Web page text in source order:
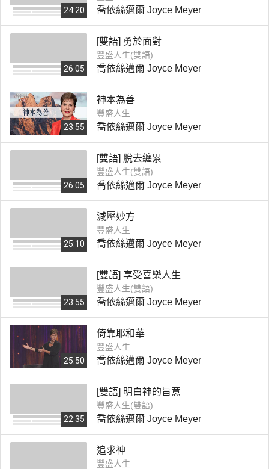
24:20 喬依絲邁爾 Joyce Meyer
26:05
[雙語] 勇於面對
豐盛人生(雙語)
喬依絲邁爾 Joyce Meyer
23:55
神本為善
豐盛人生
喬依絲邁爾 Joyce Meyer
26:05
[雙語] 脫去纏累
豐盛人生(雙語)
喬依絲邁爾 Joyce Meyer
25:10
減壓妙方
豐盛人生
喬依絲邁爾 Joyce Meyer
23:55
[雙語] 享受喜樂人生
豐盛人生(雙語)
喬依絲邁爾 Joyce Meyer
25:50
倚靠耶和華
豐盛人生
喬依絲邁爾 Joyce Meyer
22:35
[雙語] 明白神的旨意
豐盛人生(雙語)
喬依絲邁爾 Joyce Meyer
追求神
豐盛人生